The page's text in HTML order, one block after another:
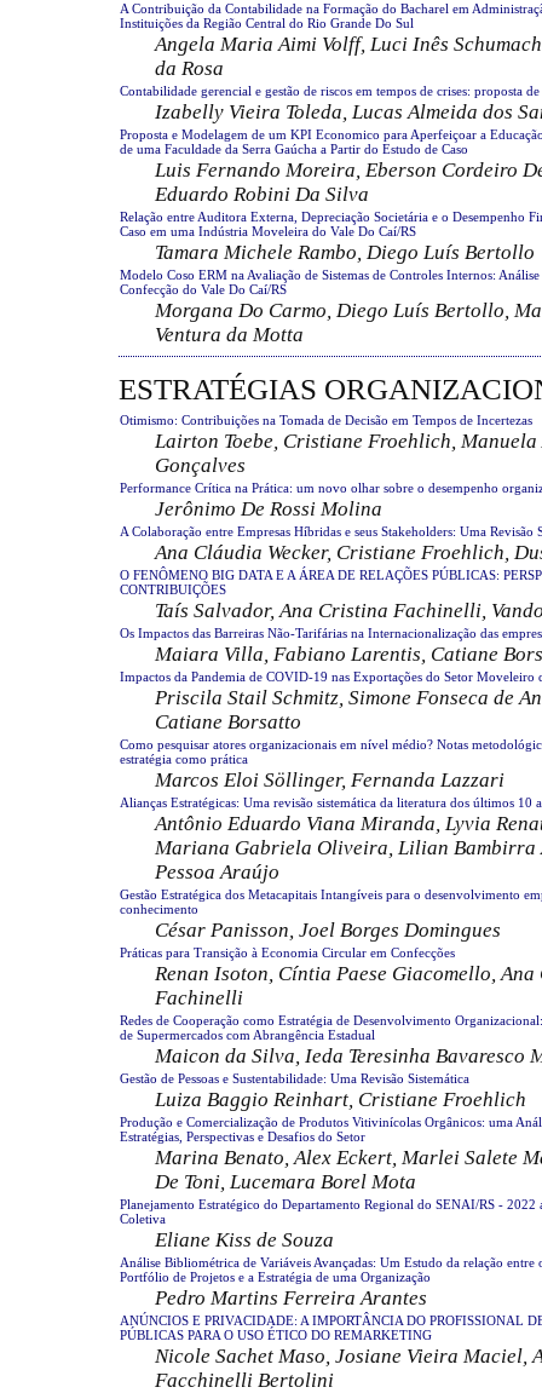
A Contribuição da Contabilidade na Formação do Bacharel em
Instituições da Região Central do Rio Grande Do Sul
Angela Maria Aimi Volff, Luci Inês
da Rosa
Contabilidade gerencial e gestão de riscos em tempos de crises: proposta
Izabelly Vieira Toleda, Lucas Almeida dos
Proposta e Modelagem de um KPI Economico para Aperfeiçoar a
de uma Faculdade da Serra Gaúcha a Partir do Estudo de Caso
Luis Fernando Moreira, Eberson Cordeiro
Eduardo Robini Da Silva
Relação entre Auditora Externa, Depreciação Societária e o Desempenho
Caso em uma Indústria Moveleira do Vale Do Caí/RS
Tamara Michele Rambo, Diego Luís Bertollo
Modelo Coso ERM na Avaliação de Sistemas de Controles Internos:
Confecção do Vale Do Caí/RS
Morgana Do Carmo, Diego Luís Bertollo,
Ventura da Motta
ESTRATÉGIAS
Otimismo: Contribuições na Tomada de Decisão em Tempos de Incertezas
Lairton Toebe, Cristiane Froehlich,
Gonçalves
Performance Crítica na Prática: um novo olhar sobre o desempenho
Jerônimo De Rossi Molina
A Colaboração entre Empresas Híbridas e seus Stakeholders: Uma Revisão
Ana Cláudia Wecker, Cristiane Froehlich,
O FENÔMENO BIG DATA E A ÁREA DE RELAÇÕES PÚBLICAS:
CONTRIBUIÇÕES
Taís Salvador, ‪Ana Cristina Fachinelli,
Os Impactos das Barreiras Não-Tarifárias na Internacionalização das
Maiara Villa, Fabiano Larentis, Catiane
Impactos da Pandemia de COVID-19 nas Exportações do Setor Moveleiro
Priscila Stail Schmitz, Simone Fonseca de
Catiane Borsatto
Como pesquisar atores organizacionais em nível médio? Notas
estratégia como prática
Marcos Eloi Söllinger, Fernanda Lazzari
Alianças Estratégicas: Uma revisão sistemática da literatura dos últimos 10
Antônio Eduardo Viana Miranda, Lyvia
Mariana Gabriela Oliveira, Lilian Bambirra
Pessoa Araújo
Gestão Estratégica dos Metacapitais Intangíveis para o desenvolvimento
conhecimento
César Panisson, Joel Borges Domingues
Práticas para Transição à Economia Circular em Confecções
Renan Isoton, Cíntia Paese Giacomello,
Fachinelli
Redes de Cooperação como Estratégia de Desenvolvimento
de Supermercados com Abrangência Estadual
Maicon da Silva, Ieda Teresinha Bavaresco
Gestão de Pessoas e Sustentabilidade: Uma Revisão Sistemática
Luiza Baggio Reinhart, Cristiane Froehlich
Produção e Comercialização de Produtos Vitivinícolas Orgânicos: uma
Estratégias, Perspectivas e Desafios do Setor
Marina Benato, Alex Eckert, Marlei Salete
De Toni, Lucemara Borel Mota
Planejamento Estratégico do Departamento Regional do SENAI/RS - 2022
Coletiva
Eliane Kiss de Souza
Análise Bibliométrica de Variáveis Avançadas: Um Estudo da relação entre
Portfólio de Projetos e a Estratégia de uma Organização
Pedro Martins Ferreira Arantes
ANÚNCIOS E PRIVACIDADE: A IMPORTÂNCIA DO PROFISSIONAL
PÚBLICAS PARA O USO ÉTICO DO REMARKETING
Nicole Sachet Maso, Josiane Vieira Maciel,
Facchinelli Bertolini